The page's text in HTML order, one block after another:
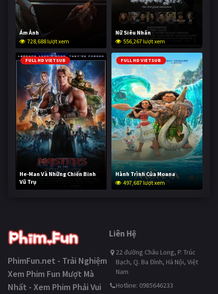
Ám Ảnh
728,688 lượt xem
Nữ Siêu Nhân
556,267 lượt xem
FULL HD VIETSUB
He-Man Và Những Chiến Binh
Vũ Trụ
247,059 lượt xem
FULL HD VIETSUB
Hành Trình Của Moana
497,687 lượt xem
PhimFun.net - Trải Nghiệm
Xem Phim Fun Mượt Mà
Nhất - Xem Phim Phải Vui
Liên Hệ
22 đường Châu Long, P. Trúc
Bạch, Q. Ba Đình, Hà Nội, Việt
Nam
Hotline: 0985646233